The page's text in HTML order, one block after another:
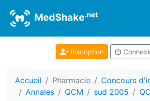
MedShake.net
Inscription
Accueil Pharmacie
Concours
Annales
QCM sud 2005